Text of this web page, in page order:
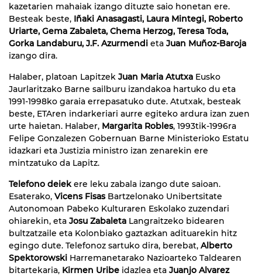
kazetarien mahaiak izango dituzte saio honetan ere.
Besteak beste, Iñaki Anasagasti, Laura Mintegi, Roberto
Uriarte, Gema Zabaleta, Chema Herzog, Teresa Toda,
Gorka Landaburu, J.F. Azurmendi eta Juan Muñoz-Baroja
izango dira.
Halaber, platoan Lapitzek Juan Maria Atutxa Eusko
Jaurlaritzako Barne sailburu izandakoa hartuko du eta
1991-1998ko garaia errepasatuko dute. Atutxak, besteak
beste, ETAren indarkeriari aurre egiteko ardura izan zuen
urte haietan. Halaber, Margarita Robles, 1993tik-1996ra
Felipe Gonzalezen Gobernuan Barne Ministerioko Estatu
idazkari eta Justizia ministro izan zenarekin ere
mintzatuko da Lapitz.
Telefono deiekere leku zabala izango dute saioan.
Esaterako, Vicens Fisas Bartzelonako Unibertsitate
Autonomoan Pabeko Kulturaren Eskolako zuzendari
ohiarekin, eta Josu Zabaleta Langraitzeko bidearen
bultzatzaile eta Kolonbiako gaztazkan adituarekin hitz
egingo dute. Telefonoz sartuko dira, berebat, Alberto
Spektorowski Harremanetarako Nazioarteko Taldearen
bitartekaria, Kirmen Uribe idazlea eta Juanjo Alvarez